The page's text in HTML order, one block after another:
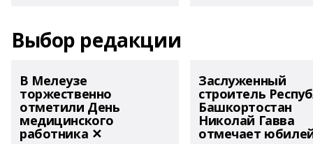
Выбор редакции
В Мелеузе
торжественно
отметили День
медицинского
работника ✕
Заслуженный
строитель
Башкортостан
Николай Гавва
отмечает